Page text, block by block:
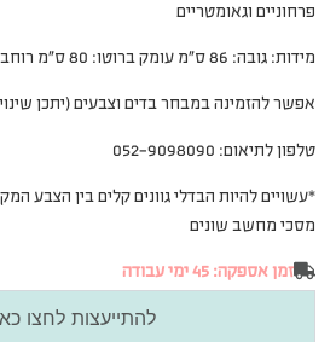
פרחוניים וגאומטריים
מידות: גובה: 86 ס”מ עומק ברוטו: 80 ס”מ רוחב: 130 ס”מ
אפשר להזמינה במבחר בדים וצבעים (יתכן
טלפון לתיאום: 052-9098090
*עשויים להיות הבדלי גוונים קלים בין הצבע
מסכי מחשב שונים
זמן אספקה: 45 ימי עבודה
להתייעצות לחצו